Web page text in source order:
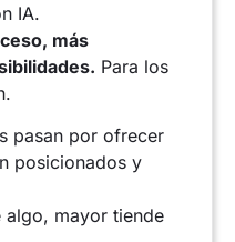
IA.
más
Para los
pasan por ofrecer
posicionados y
algo, mayor tiende